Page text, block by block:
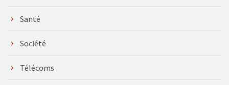
Santé
Société
Télécoms